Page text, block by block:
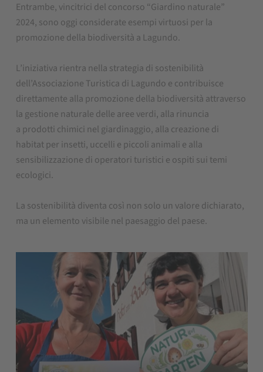
Entrambe, vincitrici del concorso “Giardino naturale”
2024, sono oggi considerate esempi virtuosi per la
promozione della biodiversità a Lagundo.
L’iniziativa rientra nella strategia di sostenibilità
dell’Associazione Turistica di Lagundo e contribuisce
direttamente alla promozione della biodiversità attraverso
la gestione naturale delle aree verdi, alla rinuncia
a prodotti chimici nel giardinaggio, alla creazione di
habitat per insetti, uccelli e piccoli animali e alla
sensibilizzazione di operatori turistici e ospiti sui temi
ecologici.
La sostenibilità diventa così non solo un valore dichiarato,
ma un elemento visibile nel paesaggio del paese.